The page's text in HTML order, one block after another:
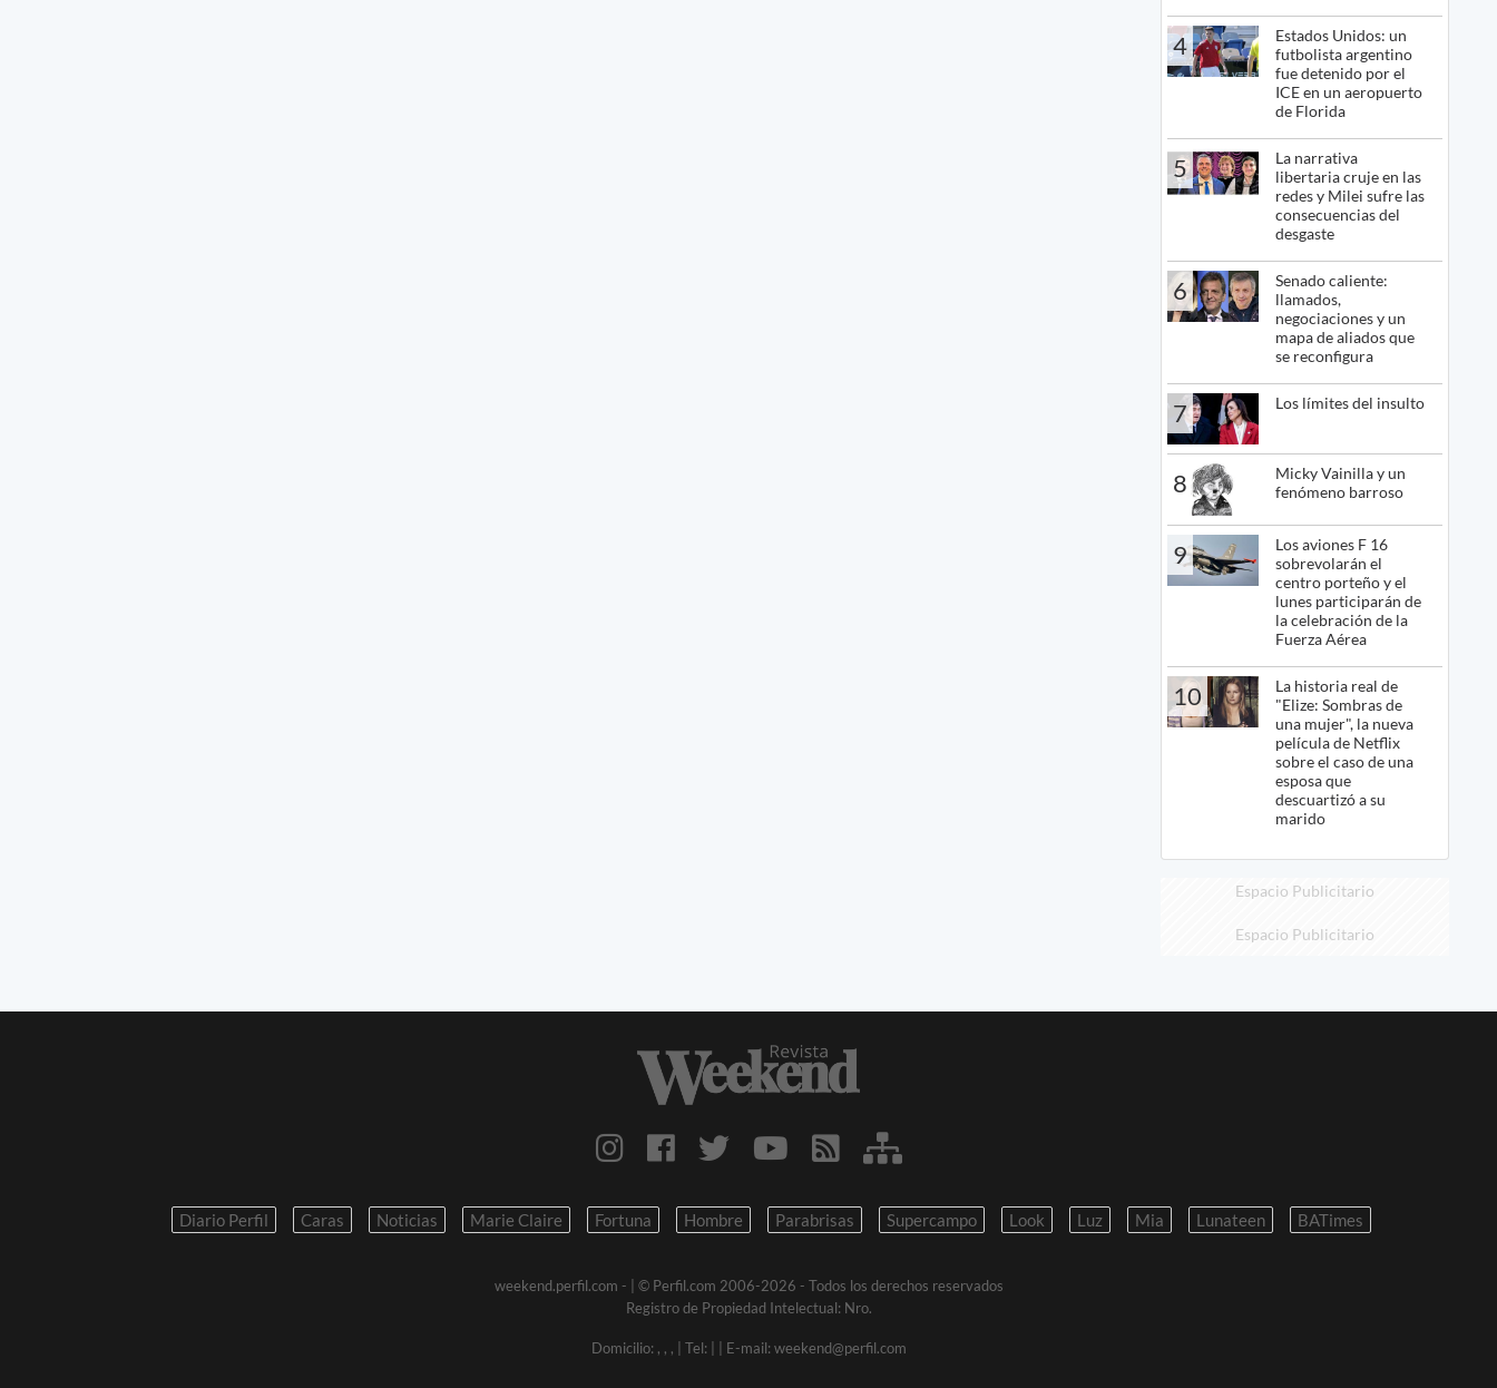
4
Estados Unidos: un
futbolista argentino
fue detenido por el
ICE en un aeropuerto
de Florida
5
La narrativa
libertaria cruje en las
redes y Milei sufre las
consecuencias del
desgaste
6
Senado caliente:
llamados,
negociaciones y un
mapa de aliados que
se reconfigura
7 Los límites del insulto
8
Micky Vainilla y un
fenómeno barroso
9
Los aviones F 16
sobrevolarán el
centro porteño y el
lunes participarán de
la celebración de la
Fuerza Aérea
10
La historia real de
"Elize: Sombras de
una mujer", la nueva
película de Netflix
sobre el caso de una
esposa que
descuartizó a su
marido
Espacio Publicitario
Espacio Publicitario
Diario Perfil Caras Noticias Marie Claire Fortuna Hombre Parabrisas Supercampo Look Luz Mia Lunateen BATimes
weekend.perfil.com -
| © Perfil.com 2006-2026 - Todos los derechos reservados
Registro de Propiedad Intelectual: Nro.
Domicilio: , , , | Tel: | E-mail: weekend@perfil.com